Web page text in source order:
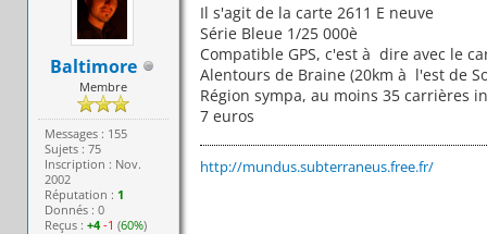
Baltimore
Membre
Messages : 155
Sujets : 75
Inscription : Nov.
2002
Réputation : 1
Donnés : 0
Reçus :+4 -1 (60%)
Il s'agit de la carte 2611 E neuve
Série Bleue 1/25 000è
Compatible GPS, c'est à dire avec le
Alentours de Braine (20km à l'est de
Région sympa, au moins 35 carrières
7 euros
http://mundus.subterraneus.free.fr/